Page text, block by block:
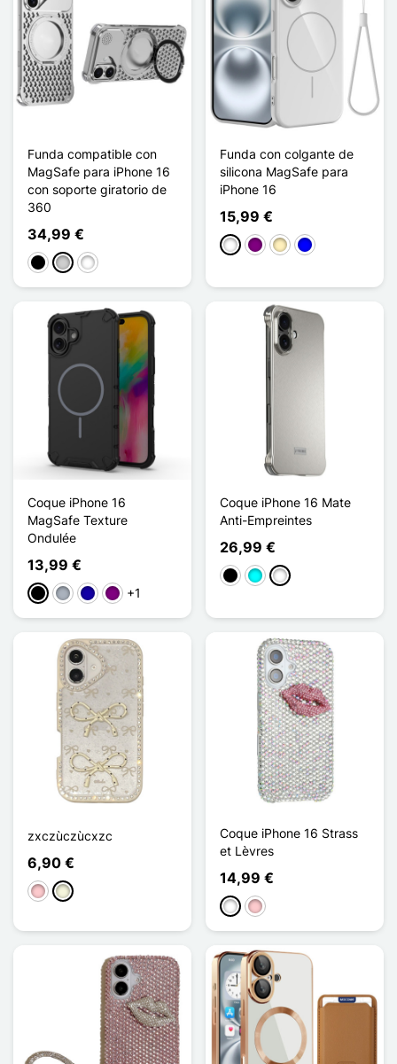
Funda compatible con
MagSafe para iPhone 16
con soporte giratorio de
360
34,99 €
NegroPlataTitane
Funda con colgante de
silicona MagSafe para
iPhone 16
15,99 €
BlancoPúrpura
Oro Azul
Coque iPhone 16
MagSafe Texture
Ondulée
13,99 €
NegroGris Azul oscuro
Púrpura
+1
Coque iPhone 16 Mate
Anti-Empreintes
26,99 €
NegroCianTitane
zxczùczùcxzc
6,90 €
RosaBeige
Coque iPhone 16 Strass
et Lèvres
14,99 €
Blanco
Rosa